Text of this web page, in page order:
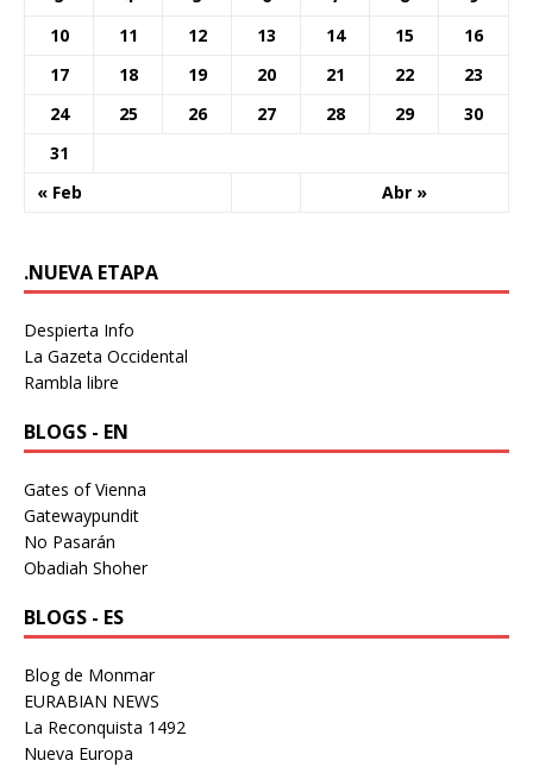
« Feb Abr »
10
11 12 13 14 15
16
17
18 19 20 21 22
23
24
25 26 27 28 29
30
31
.NUEVA ETAPA
Despierta Info
La Gazeta Occidental
Rambla libre
BLOGS - EN
Gates of Vienna
Gatewaypundit
No Pasarán
Obadiah Shoher
BLOGS - ES
Blog de Monmar
EURABIAN NEWS
La Reconquista 1492
Nueva Europa